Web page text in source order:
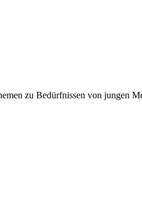
zu Bedürfnissen von jungen